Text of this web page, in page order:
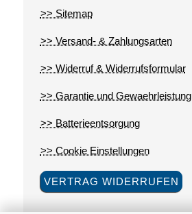
>> Sitemap
>> Versand- & Zahlungsarten
>> Widerruf & Widerrufsformular
>> Garantie und Gewaehrleistung
>> Batterieentsorgung
>> Cookie Einstellungen
VERTRAG WIDERRUFEN